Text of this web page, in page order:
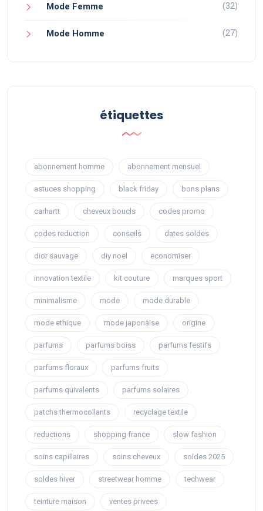
Mode Femme (32)
Mode Homme (27)
étiquettes
abonnement homme abonnement mensuel
astuces shopping black friday bons plans
carhartt cheveux boucls codes promo
codes reduction conseils dates soldes
dior sauvage diy noel economiser
innovation textile kit couture marques sport
minimalisme mode mode durable
mode ethique mode japonaise origine
parfums parfums boiss parfums festifs
parfums floraux parfums fruits
parfums quivalents parfums solaires
patchs thermocollants recyclage textile
reductions shopping france slow fashion
soins capillaires soins cheveux soldes 2025
soldes hiver streetwear homme techwear
teinture maison ventes privees